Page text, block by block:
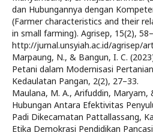
dan Hubungannya dengan
(Farmer characteristics and their
in small farming). Agrisep, 15(2),
http://jurnal.unsyiah.ac.id/agrisep/
Marpaung, N., & Bangun, I. C.
Petani dalam Modernisasi
Kedaulatan Pangan, 2(2), 27–33.
Maulana, M. A., Arifuddin, Maryam,
Hubungan Antara Efektivitas
Padi Dikecamatan Pattallassang,
Etika Demokrasi Pendidikan